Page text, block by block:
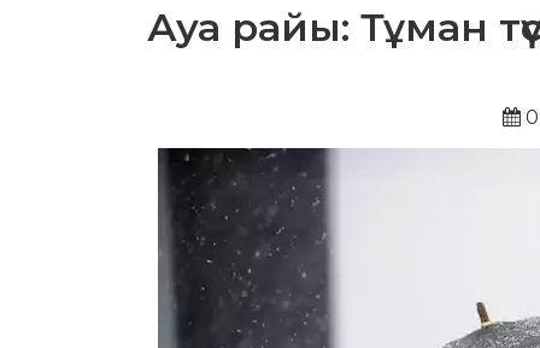
Ауа райы: Тұман